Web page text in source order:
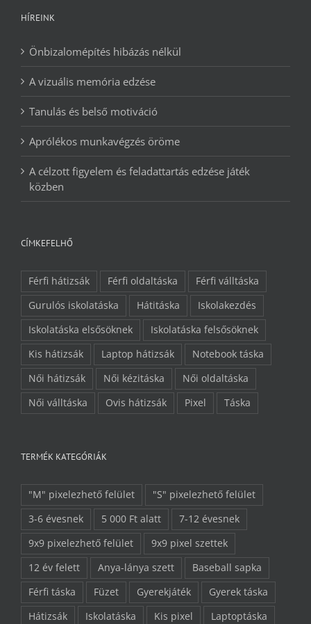
HÍREINK
Önbizalomépítés hibázás nélkül
A vizuális memória edzése
Tanulás és belső motiváció
Aprólékos munkavégzés öröme
A célzott figyelem és feladattartás edzése játék
közben
CÍMKEFELHŐ
Férfi hátizsák Férfi oldaltáska
Férfi válltáska
Gurulós iskolatáska
Hátitáska
Iskolakezdés
Iskolatáska elsősöknek
Iskolatáska felsősöknek
Kis hátizsák
Laptop hátizsák
Notebook táska
Női hátizsák
Női kézitáska
Női oldaltáska
Női válltáska
Ovis hátizsák Pixel Táska
TERMÉK KATEGÓRIÁK
"M" pixelezhető felület
"S" pixelezhető felület
3-6 évesnek
5 000 Ft alatt
7-12 évesnek
9x9 pixelezhető felület
9x9 pixel szettek
12 év felett
Anya-lánya szett
Baseball sapka
Férfi táska
Füzet Gyerekjáték
Gyerek táska
Hátizsák
Iskolatáska Kis pixel
Laptoptáska